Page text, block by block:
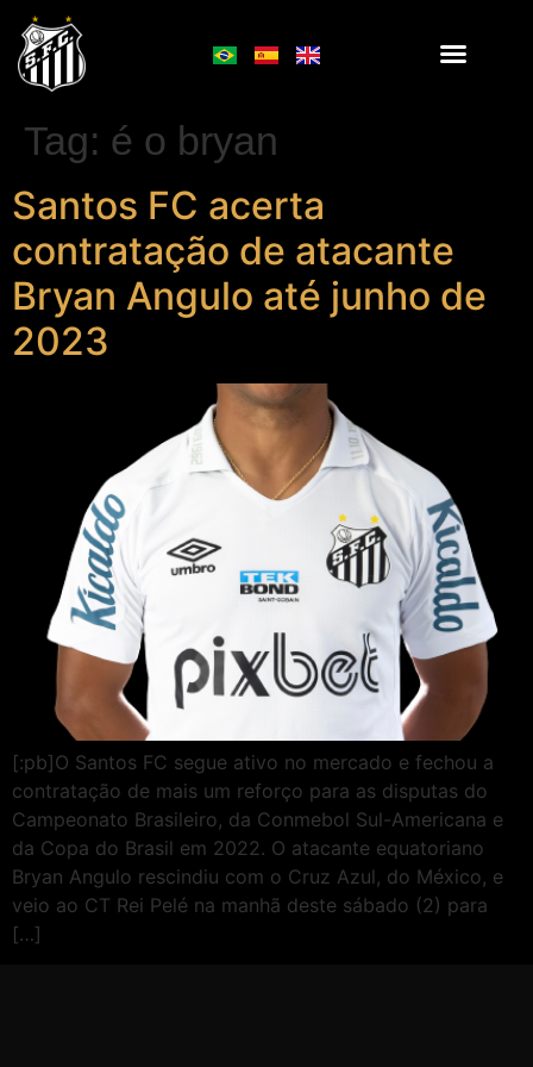
Tag: é o bryan
Santos FC acerta
contratação de atacante
Bryan Angulo até junho de
2023
[:pb]O Santos FC segue ativo no mercado e fechou a
contratação de mais um reforço para as disputas do
Campeonato Brasileiro, da Conmebol Sul-Americana e
da Copa do Brasil em 2022. O atacante equatoriano
Bryan Angulo rescindiu com o Cruz Azul, do México, e
veio ao CT Rei Pelé na manhã deste sábado (2) para
[…]